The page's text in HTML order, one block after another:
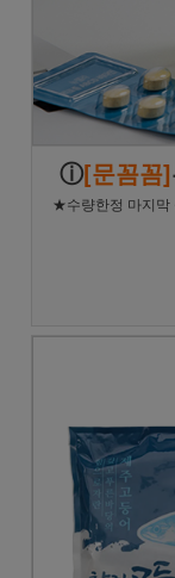
ⓘ[문꼼꼼]
★수량한정 마지막